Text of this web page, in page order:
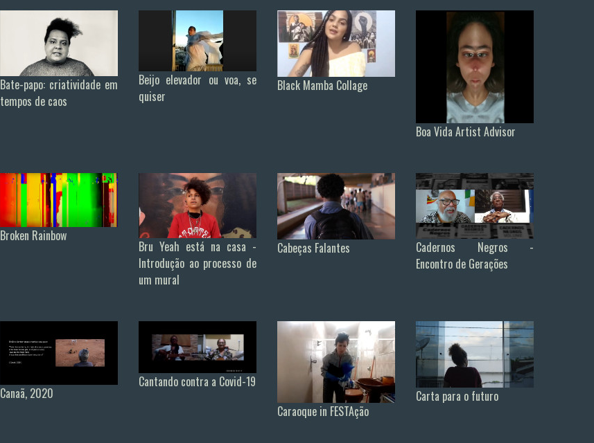
Bate-papo: criatividade em
tempos de caos
Beijo elevador ou voa, se
quiser
Black Mamba Collage
Boa Vida Artist Advisor
Broken Rainbow
Bru Yeah está na casa -
Introdução ao processo de
um mural
Cabeças Falantes
Cadernos Negros -
Encontro de Gerações
Canaã, 2020
Cantando contra a Covid-19
Caraoque in FESTAção
Carta para o futuro